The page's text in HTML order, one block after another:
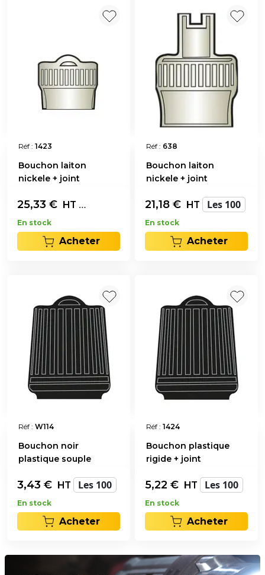
Réf : 1423
Bouchon laiton
nickele + joint
25,33 € HT Les 100
En stock
Acheter
Réf : 638
Bouchon laiton
nickele + joint
21,18 € HT Les 100
En stock
Acheter
Réf : W114
Bouchon noir
plastique souple
3,43 € HT Les 100
En stock
Acheter
Réf : 1424
Bouchon plastique
rigide + joint
5,22 € HT Les 100
En stock
Acheter